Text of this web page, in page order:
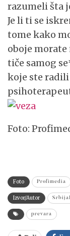
razumeli šta
Je li ti se
tome kako
oboje morate
tiče samog
koje ste
Foto:
Foto Profimedia
Izvor/Autor
prevara